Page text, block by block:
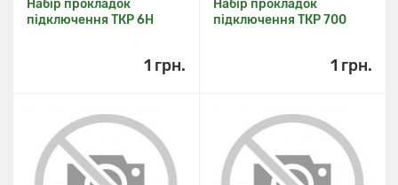
Набір прокладок
підключення ТКР 6Н
1 грн.
Набір прокладок
підключення ТКР 700
1 грн.